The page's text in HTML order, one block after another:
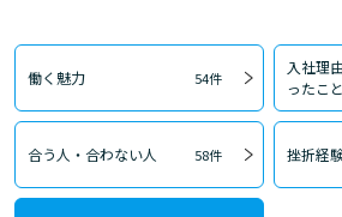
働く魅力 54件
入社理
ったこと
合う人・合わない人 58件 挫折経